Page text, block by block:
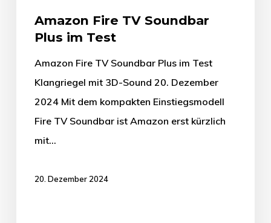
Amazon Fire TV Soundbar
Plus im Test
Amazon Fire TV Soundbar Plus im Test
Klangriegel mit 3D-Sound 20. Dezember
2024 Mit dem kompakten Einstiegsmodell
Fire TV Soundbar ist Amazon erst kürzlich
mit…
20. Dezember 2024